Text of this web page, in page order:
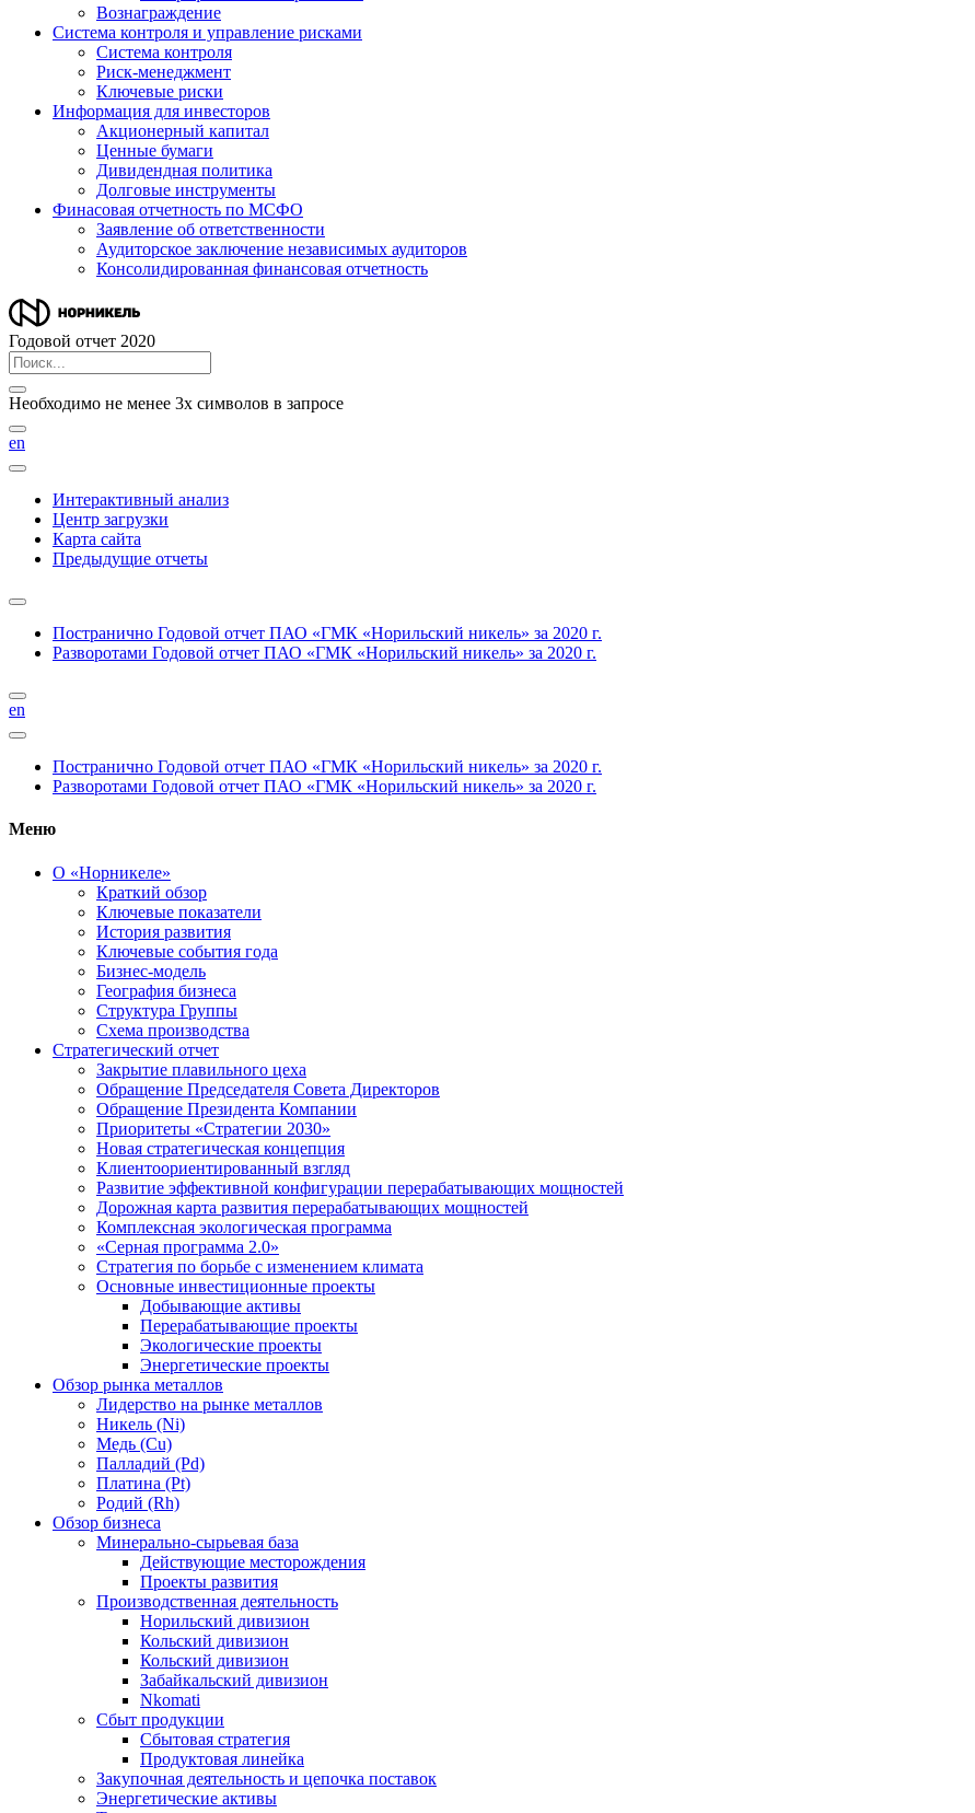
Вознаграждение
Система контроля и управление рисками
Система контроля
Риск-менеджмент
Ключевые риски
Информация для инвесторов
Акционерный капитал
Ценные бумаги
Дивидендная политика
Долговые инструменты
Финасовая отчетность по МСФО
Заявление об ответственности
Аудиторское заключение независимых аудиторов
Консолидированная финансовая отчетность
Годовой отчет 2020
Необходимо не менее 3х символов в запросе
en
Интерактивный анализ
Центр загрузки
Карта сайта
Предыдущие отчеты
Постранично Годовой отчет ПАО «ГМК «Норильский никель» за 2020 г.
Разворотами Годовой отчет ПАО «ГМК «Норильский никель» за 2020 г.
en
Постранично Годовой отчет ПАО «ГМК «Норильский никель» за 2020 г.
Разворотами Годовой отчет ПАО «ГМК «Норильский никель» за 2020 г.
Меню
О «Норникеле»
Краткий обзор
Ключевые показатели
История развития
Ключевые события года
Бизнес-модель
География бизнеса
Структура Группы
Схема производства
Стратегический отчет
Закрытие плавильного цеха
Обращение Председателя Совета Директоров
Обращение Президента Компании
Приоритеты «Стратегии 2030»
Новая стратегическая концепция
Клиентоориентированный взгляд
Развитие эффективной конфигурации перерабатывающих мощностей
Дорожная карта развития перерабатывающих мощностей
Комплексная экологическая программа
«Серная программа 2.0»
Стратегия по борьбе с изменением климата
Основные инвестиционные проекты
Добывающие активы
Перерабатывающие проекты
Экологические проекты
Энергетические проекты
Обзор рынка металлов
Лидерство на рынке металлов
Никель (Ni)
Медь (Cu)
Палладий (Pd)
Платина (Pt)
Родий (Rh)
Обзор бизнеса
Минерально-сырьевая база
Действующие месторождения
Проекты развития
Производственная деятельность
Норильский дивизион
Кольский дивизион
Кольский дивизион
Забайкальский дивизион
Nkomati
Сбыт продукции
Сбытовая стратегия
Продуктовая линейка
Закупочная деятельность и цепочка поставок
Энергетические активы